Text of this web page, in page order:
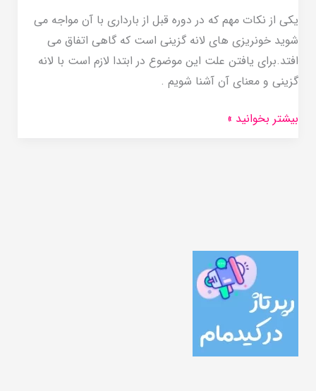
یکی از نکات مهم که در دوره قبل از بارداری با آن مواجه می
شوید خونریزی های لانه گزینی است که گاهی اتفاق می
افتد.برای یافتن علت این موضوع در ابتدا لازم است با لانه
گزینی و معنای آن آشنا شویم .
بیشتر بخوانید »